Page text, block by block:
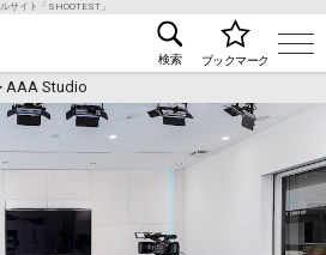
サイト「SHOOTEST」
タル撮影スタジオ･ハウススタジオ検索の
検索 ブックマーク
AAA Studio